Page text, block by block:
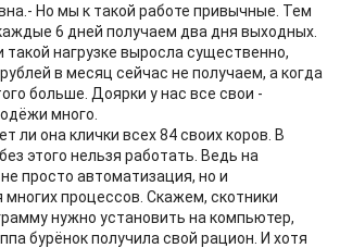
Но мы к такой работе привычные. Тем
6 дней получаем два дня выходных.
такой нагрузке выросла существенно,
в месяц сейчас не получаем, а когда
больше. Доярки у нас все свои -
много.
ли она клички всех 84 своих коров. В
этого нельзя работать. Ведь на
просто автоматизация, но и
процессов. Скажем, скотники
нужно установить на компьютер,
бурёнок получила свой рацион. И хотя